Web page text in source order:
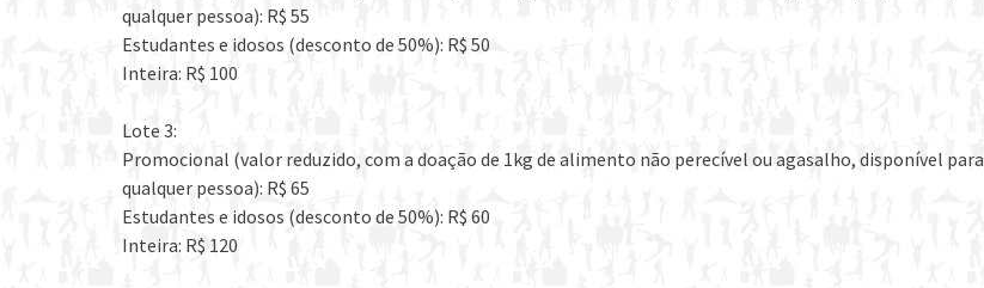
qualquer pessoa): R$ 55
Estudantes e idosos (desconto de 50%): R$ 50
Inteira: R$ 100
Lote 3:
Promocional (valor reduzido, com a doação de 1kg de alimento não perecível ou agasalho, disponível para
qualquer pessoa): R$ 65
Estudantes e idosos (desconto de 50%): R$ 60
Inteira: R$ 120